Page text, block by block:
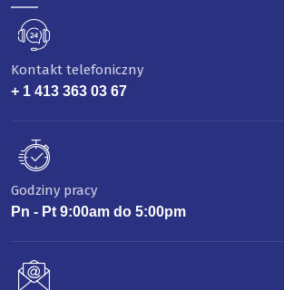
Kontakt telefoniczny
+ 1 413 363 03 67
Godziny pracy
Pn - Pt 9:00am do 5:00pm